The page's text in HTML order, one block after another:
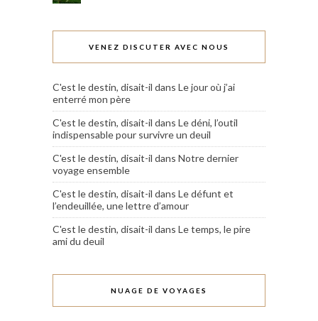
VENEZ DISCUTER AVEC NOUS
C'est le destin, disait-il dans Le jour où j’ai
enterré mon père
C'est le destin, disait-il dans Le déni, l’outil
indispensable pour survivre un deuil
C'est le destin, disait-il dans Notre dernier
voyage ensemble
C'est le destin, disait-il dans Le défunt et
l’endeuillée, une lettre d’amour
C'est le destin, disait-il dans Le temps, le pire
ami du deuil
NUAGE DE VOYAGES